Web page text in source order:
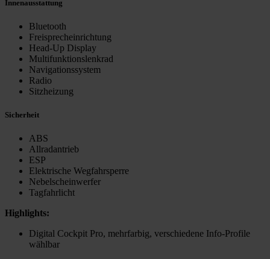
Innenausstattung
Bluetooth
Freisprecheinrichtung
Head-Up Display
Multifunktionslenkrad
Navigationssystem
Radio
Sitzheizung
Sicherheit
ABS
Allradantrieb
ESP
Elektrische Wegfahrsperre
Nebelscheinwerfer
Tagfahrlicht
Highlights:
Digital Cockpit Pro, mehrfarbig, verschiedene Info-Profile
wählbar